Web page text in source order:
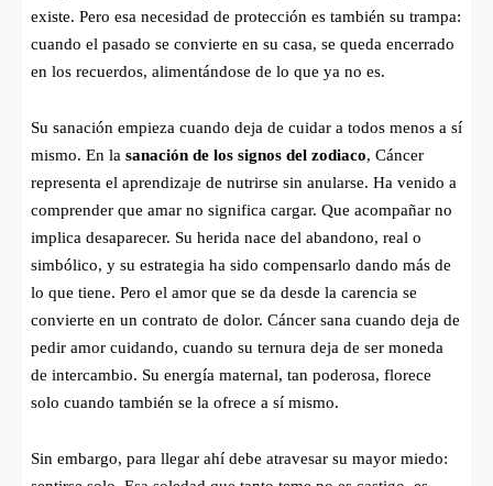
existe. Pero esa necesidad de protección es también su trampa:
cuando el pasado se convierte en su casa, se queda encerrado
en los recuerdos, alimentándose de lo que ya no es.
Su sanación empieza cuando deja de cuidar a todos menos a sí
mismo. En la sanación de los signos del zodiaco, Cáncer
representa el aprendizaje de nutrirse sin anularse. Ha venido a
comprender que amar no significa cargar. Que acompañar no
implica desaparecer. Su herida nace del abandono, real o
simbólico, y su estrategia ha sido compensarlo dando más de
lo que tiene. Pero el amor que se da desde la carencia se
convierte en un contrato de dolor. Cáncer sana cuando deja de
pedir amor cuidando, cuando su ternura deja de ser moneda
de intercambio. Su energía maternal, tan poderosa, florece
solo cuando también se la ofrece a sí mismo.
Sin embargo, para llegar ahí debe atravesar su mayor miedo: